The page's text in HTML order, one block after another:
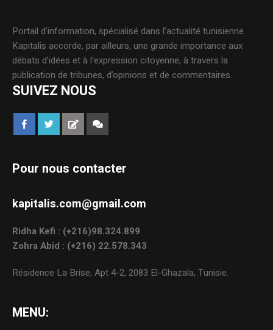
Portail d’information, spécialisé dans l’actualité tunisienne.
Kapitalis accorde, par ailleurs, une grande importance aux
débats d’idées et à l’expression citoyenne, à travers la
publication de tribunes, d’opinions et de commentaires.
SUIVEZ NOUS
Pour nous contacter
kapitalis.com@gmail.com
Ridha Kefi : (+216)98.324.899
Zohra Abid : (+216) 22.578.343
Résidence La Brise, Apt 4-2, 2083 El-Ghazala, Tunisie.
MENU: